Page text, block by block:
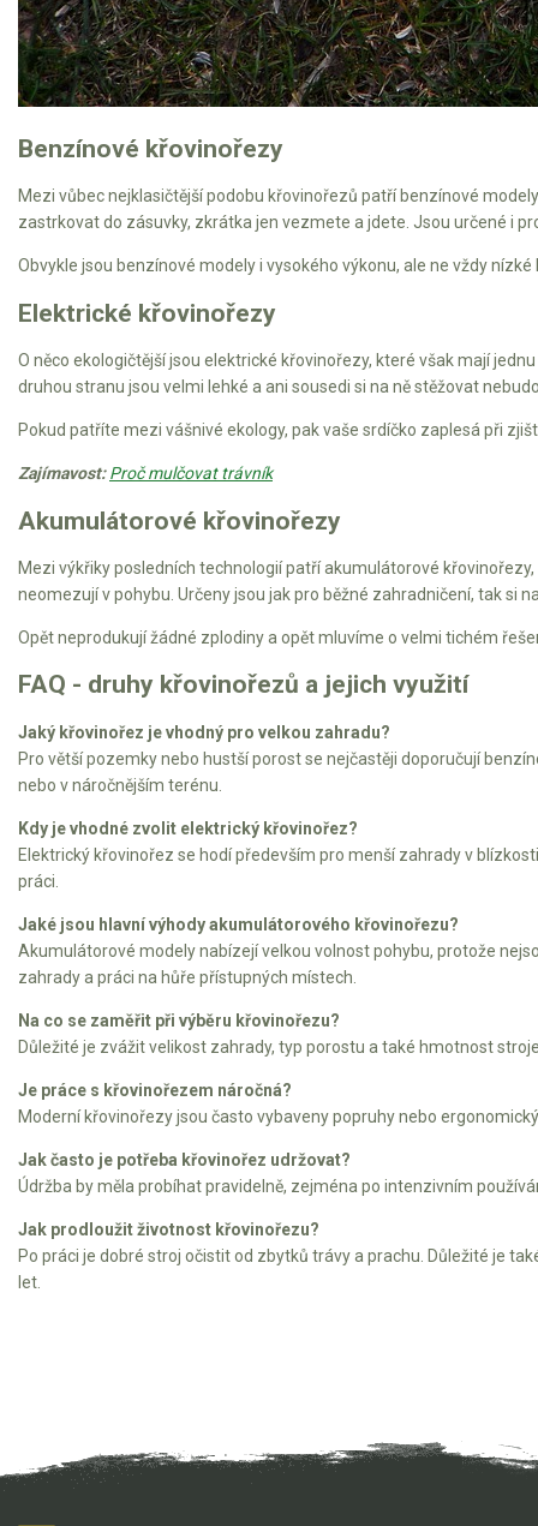
Štípačka na dřevo
VARI
Sněhové frézy
Nůžky na živý plot
Vysavače a foukače
Štěpkovače a drtiče
Elektrické skútry
Elektrické tříkolky
Elektrické tříkolky pro seniory
Elektrické tříkolky pracovní
Elektrické čtyřkolky
Náhradní díly
Náhradní díly pro motorové pily
Zahradní traktory
Řetězové pily
Náhradní díly pro křovinořezy
Náhradní díly pro sekačky
Benzínové křovinořezy
Mezi vůbec nejklasičtější podobu křovinořezů patří benzínové
zastrkovat do zásuvky, zkrátka jen vezmete a jdete. Jsou určené i
Obvykle jsou benzínové modely i vysokého výkonu, ale ne vždy
Elektrické křovinořezy
O něco ekologičtější jsou elektrické křovinořezy, které však mají
druhou stranu jsou velmi lehké a ani sousedi si na ně stěžovat
Pokud patříte mezi vášnivé ekology, pak vaše srdíčko zaplesá při
Zajímavost: Proč mulčovat trávník
Akumulátorové křovinořezy
Mezi výkřiky posledních technologií patří akumulátorové
neomezují v pohybu. Určeny jsou jak pro běžné zahradničení, tak si
Opět neprodukují žádné zplodiny a opět mluvíme o velmi tichém
FAQ - druhy křovinořezů a jejich využití
Jaký křovinořez je vhodný pro velkou zahradu?
Pro větší pozemky nebo hustší porost se nejčastěji doporučují
nebo v náročnějším terénu.
Kdy je vhodné zvolit elektrický křovinořez?
Elektrický křovinořez se hodí především pro menší zahrady v
práci.
Jaké jsou hlavní výhody akumulátorového křovinořezu?
Akumulátorové modely nabízejí velkou volnost pohybu, protože
zahrady a práci na hůře přístupných místech.
Na co se zaměřit při výběru křovinořezu?
Důležité je zvážit velikost zahrady, typ porostu a také hmotnost
Je práce s křovinořezem náročná?
Moderní křovinořezy jsou často vybaveny popruhy nebo
Jak často je potřeba křovinořez udržovat?
Údržba by měla probíhat pravidelně, zejména po intenzivním
Jak prodloužit životnost křovinořezu?
Po práci je dobré stroj očistit od zbytků trávy a prachu. Důležité je
let.